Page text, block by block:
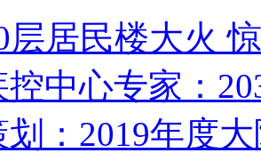
层居民楼大火
控中心专家：
：2019年度